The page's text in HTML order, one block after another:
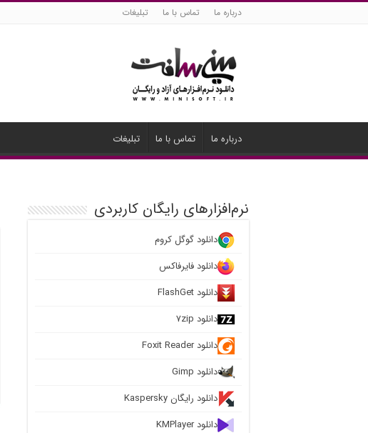
درباره ما تماس با ما تبلیغات
درباره ما تماس با ما تبلیغات
نرم‌افزارهای رایگان کاربردی
دانلود گوگل کروم
دانلود فایرفاکس
دانلود FlashGet
دانلود ۷zip
دانلود Foxit Reader
دانلود Gimp
دانلود رایگان Kaspersky
دانلود KMPlayer